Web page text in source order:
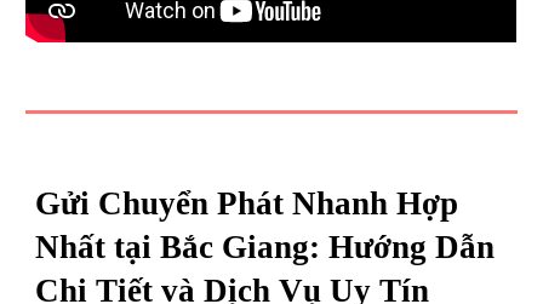
Gửi Chuyển Phát Nhanh Hợp
Nhất tại Bắc Giang: Hướng Dẫn
Chi Tiết và Dịch Vụ Uy Tín